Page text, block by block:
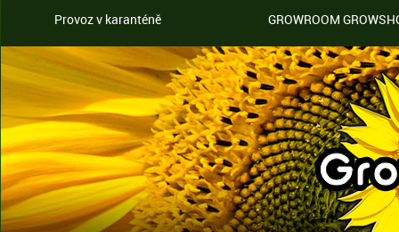
Provoz v karanténě GROWROOM